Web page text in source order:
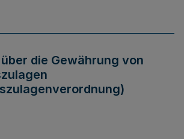
die Gewährung von